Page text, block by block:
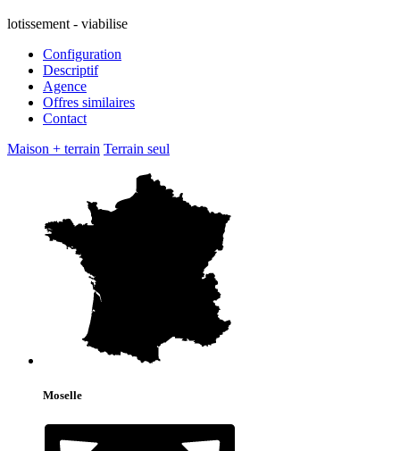
lotissement - viabilise
Configuration
Descriptif
Agence
Offres similaires
Contact
Maison + terrain Terrain seul
Moselle